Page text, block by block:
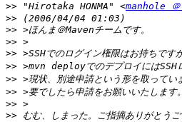
>> "Hirotaka HONMA" <manhole
>>
>>
>>
>>
>>
>>
>>
>>
>>